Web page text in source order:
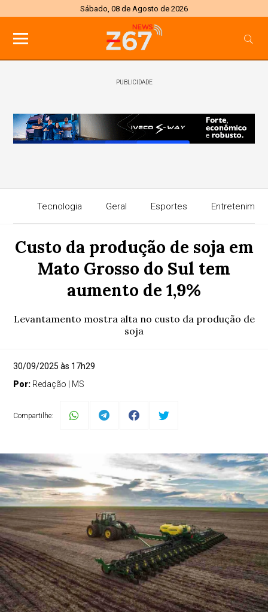
Sábado, 08 de Agosto de 2026
PUBLICIDADE
Tecnologia Geral Esportes
Custo da produção de soja em
Mato Grosso do Sul tem
aumento de 1,9%
Levantamento mostra alta no custo da produção de
soja
30/09/2025 às 17h29
Por: Redação | MS
Compartilhe: